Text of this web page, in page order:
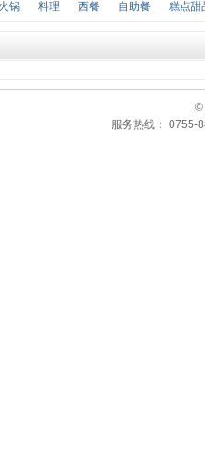
火锅 料理 西餐 自助餐 糕点甜
©
服务热线： 0755-